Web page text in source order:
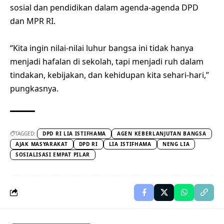
sosial dan pendidikan dalam agenda-agenda DPD
dan MPR RI.
“Kita ingin nilai-nilai luhur bangsa ini tidak hanya
menjadi hafalan di sekolah, tapi menjadi ruh dalam
tindakan, kebijakan, dan kehidupan kita sehari-hari,”
pungkasnya.
TAGGED: DPD RI LIA ISTIFHAMA
AGEN KEBERLANJUTAN BANGSA
AJAK MASYARAKAT
DPD RI LIA ISTIFHAMA
NENG LIA
SOSIALISASI EMPAT PILAR